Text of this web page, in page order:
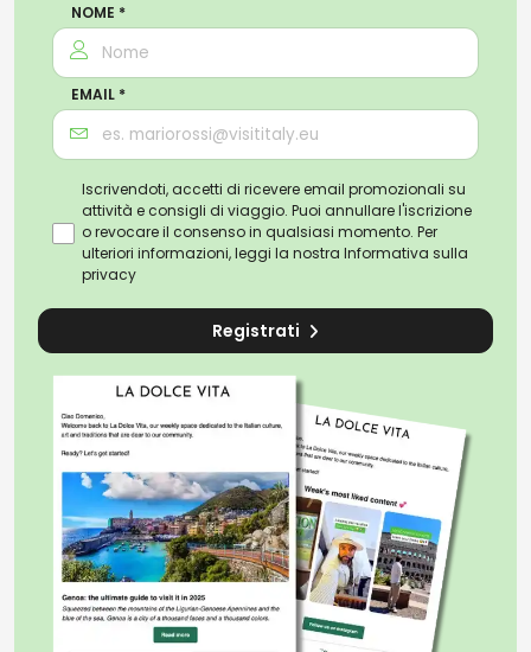
NOME *
EMAIL *
Iscrivendoti, accetti di ricevere email promozionali su
attività e consigli di viaggio. Puoi annullare l'iscrizione
o revocare il consenso in qualsiasi momento. Per
ulteriori informazioni, leggi la nostra Informativa sulla
privacy
Registrati